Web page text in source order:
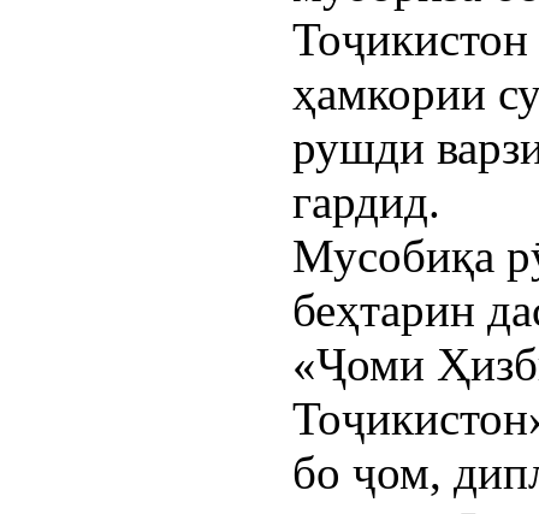
ҳамкории
рушди
гардид.
Мусобиқа
беҳтарин
«Ҷоми
бо ҷом,